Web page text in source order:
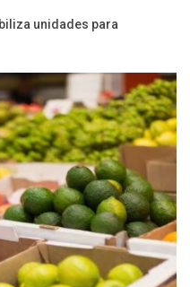
unidades para